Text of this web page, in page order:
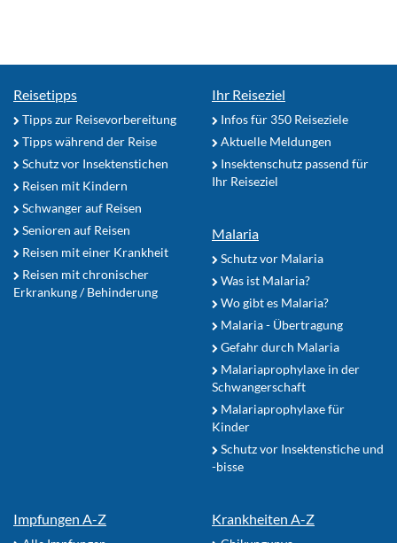
Reisetipps
Tipps zur Reisevorbereitung
Tipps während der Reise
Schutz vor Insektenstichen
Reisen mit Kindern
Schwanger auf Reisen
Senioren auf Reisen
Reisen mit einer Krankheit
Reisen mit chronischer
Erkrankung / Behinderung
Ihr Reiseziel
Infos für 350 Reiseziele
Aktuelle Meldungen
Insektenschutz passend für
Ihr Reiseziel
Malaria
Schutz vor Malaria
Was ist Malaria?
Wo gibt es Malaria?
Malaria - Übertragung
Gefahr durch Malaria
Malariaprophylaxe in der
Schwangerschaft
Malariaprophylaxe für
Kinder
Schutz vor Insektenstiche und
-bisse
Impfungen A-Z Krankheiten A-Z